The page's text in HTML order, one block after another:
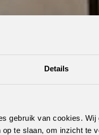
Details
gebruik van cookies.
te slaan, om inzicht te